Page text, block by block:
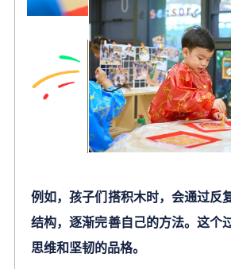
例如，孩子们搭积木时，会通过反
结构，逐渐完善自己的方法。这个
思维和坚韧的品格。